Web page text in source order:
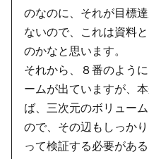
のなのに、それが目標
ないので、これは資料
のかなと思います。
それから、８番のよう
ームが出ていますが、
ば、三次元のボリュー
ので、その辺もしっか
って検証する必要がある